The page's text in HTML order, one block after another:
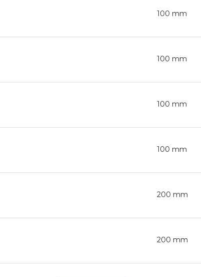
100 mm
100 mm
100 mm
100 mm
200 mm
200 mm